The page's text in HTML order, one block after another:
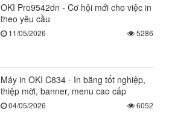
OKI Pro9542dn - Cơ hội mới cho việc in
theo yêu cầu
11/05/2026 5286
Máy in OKI C834 - In bằng tốt nghiệp,
thiệp mời, banner, menu cao cấp
04/05/2026 6052